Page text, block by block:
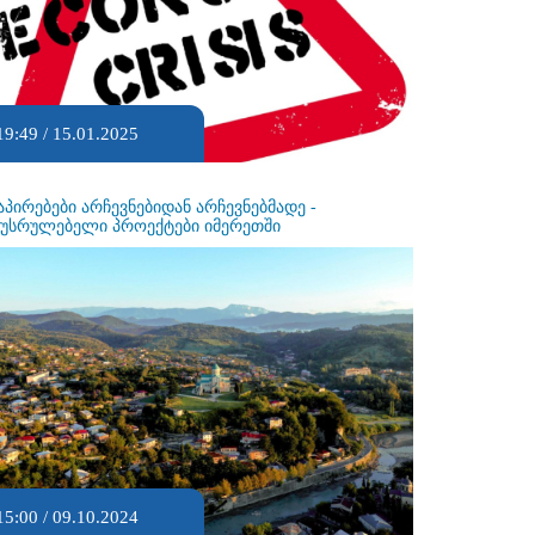
/ 15.01.2025
არჩევნებიდან არჩევნებმადე -
პროექტები იმერეთში
/ 09.10.2024